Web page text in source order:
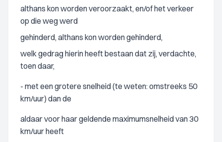
althans kon worden veroorzaakt, en/of het verkeer
op die weg werd
gehinderd, althans kon worden gehinderd,
welk gedrag hierin heeft bestaan dat zij, verdachte,
toen daar,
- met een grotere snelheid (te weten: omstreeks 50
km/uur) dan de
aldaar voor haar geldende maximumsnelheid van 30
km/uur heeft